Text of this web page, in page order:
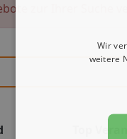
zur Ihrer Suche
Top
Wir
weitere